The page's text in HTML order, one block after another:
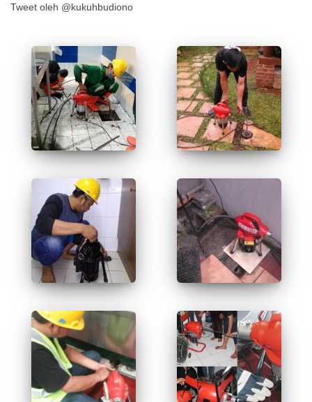
Tweet oleh @kukuhbudiono